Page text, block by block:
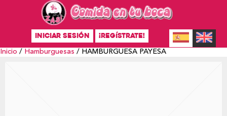
INICIAR SESIÓN ¡REGÍSTRATE!
Inicio / Hamburguesas / HAMBURGUESA PAYESA